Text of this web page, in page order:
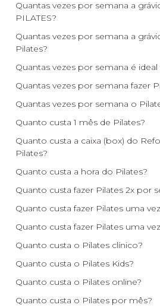
Quantas vezes por semana a
PILATES?
Quantas vezes por semana a
Pilates?
Quantas vezes por semana é ideal
Quantas vezes por semana fazer
Quantas vezes por semana o
Quanto custa 1 mês de Pilates?
Quanto custa a caixa (box) do
Pilates?
Quanto custa a hora do Pilates?
Quanto custa fazer Pilates 2x por
Quanto custa fazer Pilates uma
Quanto custa fazer Pilates uma
Quanto custa o Pilates clínico?
Quanto custa o Pilates Kids?
Quanto custa o Pilates online?
Quanto custa o Pilates por mês?